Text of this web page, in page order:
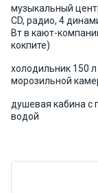
музыкальный
CD, радио, 4
Вт в кают-
кокпите)
холодильник 150 л
морозильной
душевая кабина с
водой
О нас
Програ
отдыха
Подаро
икаты